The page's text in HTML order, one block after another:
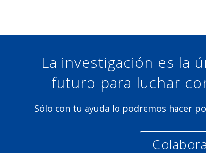
La investigación es la
futuro para luchar
Sólo con tu ayuda lo podremos hacer
Colabora